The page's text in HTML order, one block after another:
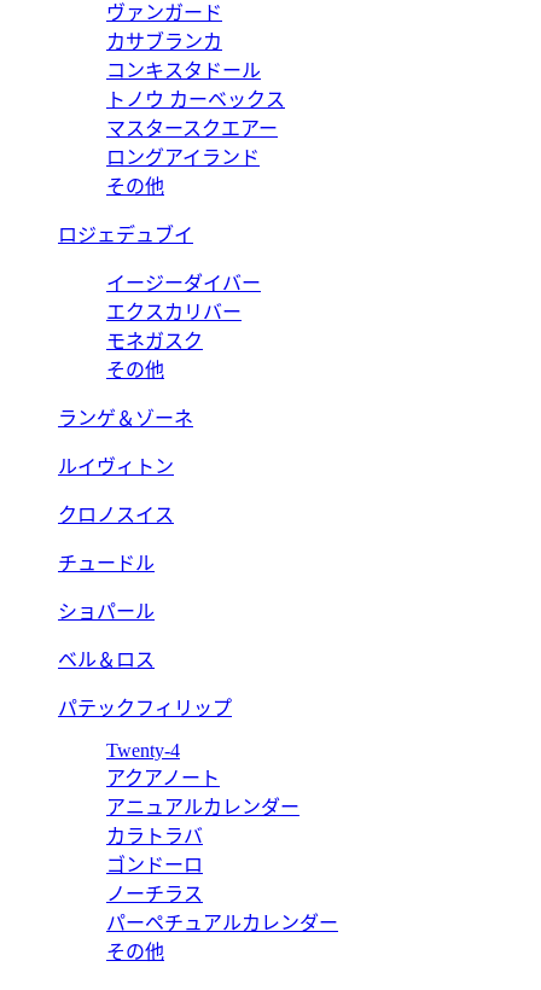
ヴァンガード
カサブランカ
コンキスタドール
トノウ カーベックス
マスタースクエアー
ロングアイランド
その他
ロジェデュブイ
イージーダイバー
エクスカリバー
モネガスク
その他
ランゲ＆ゾーネ
ルイヴィトン
クロノスイス
チュードル
ショパール
ベル＆ロス
パテックフィリップ
Twenty-4
アクアノート
アニュアルカレンダー
カラトラバ
ゴンドーロ
ノーチラス
パーペチュアルカレンダー
その他